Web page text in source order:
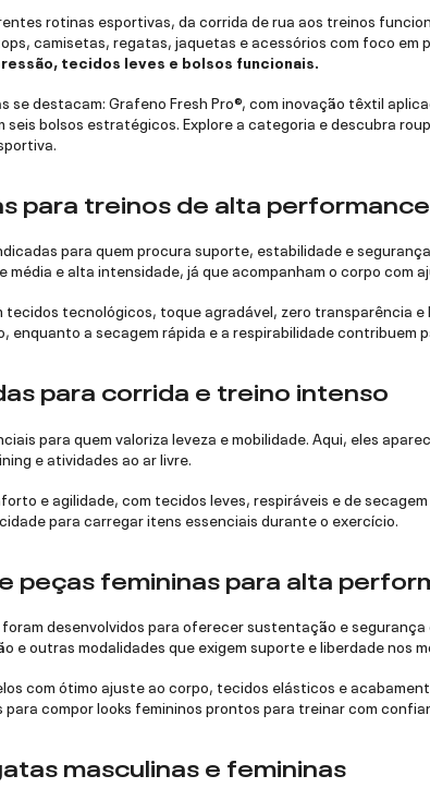
rotinas esportivas, da corrida de rua aos treinos
camisetas, regatas, jaquetas e acessórios com foco
tecidos leves e bolsos funcionais.
se destacam: Grafeno Fresh Pro®, com inovação têxtil
bolsos estratégicos. Explore a categoria e descubra
para treinos de alta performance
para quem procura suporte, estabilidade e
média e alta intensidade, já que acompanham o corpo com
tecidos tecnológicos, toque agradável, zero transparência
a secagem rápida e a respirabilidade contribuem
para corrida e treino intenso
para quem valoriza leveza e mobilidade. Aqui, eles
e atividades ao ar livre.
e agilidade, com tecidos leves, respiráveis e de
para carregar itens essenciais durante o exercício.
peças femininas para alta
desenvolvidos para oferecer sustentação e
e outras modalidades que exigem suporte e liberdade nos
com ótimo ajuste ao corpo, tecidos elásticos e
compor looks femininos prontos para treinar com
masculinas e femininas